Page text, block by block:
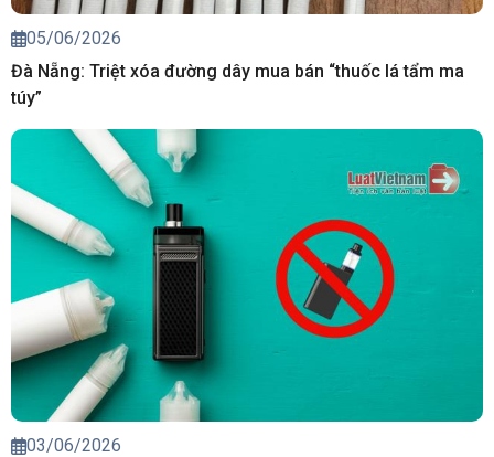
05/06/2026
Đà Nẵng: Triệt xóa đường dây mua bán “thuốc lá tẩm ma
túy”
03/06/2026